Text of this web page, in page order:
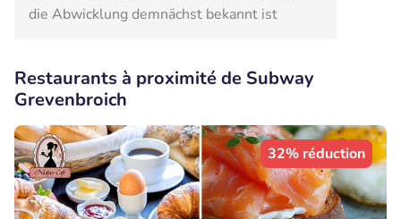
die Abwicklung demnächst bekannt ist
Restaurants à proximité de Subway
Grevenbroich
32% réduction